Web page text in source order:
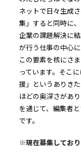
ネットで日々生成
集」すると同時に
企業の課題解決に
が行う仕事の中心
この要素を核にさ
っています。そこ
援」というありき
ほどの奥深さがあ
を通じて、編集者
です。
※現在募集してお